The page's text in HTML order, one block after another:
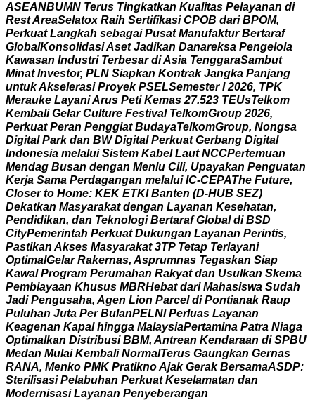
ASEANBUMN Terus Tingkatkan Kualitas Pelayanan di
RestAreaSelatox Raih Sertifikasi CPOB dari BPOM,
Perkuat Langkah sebagai Pusat Manufaktur Bertaraf
GlobalKonsolidasiAset Jadikan Danareksa Pengelola
Kawasan Industri Terbesar diAsia TenggaraSambut
Minat Investor, PLN Siapkan Kontrak Jangka Panjang
untukAkselerasi Proyek PSELSemester I 2026, TPK
Merauke LayaniArus Peti Kemas 27.523 TEUsTelkom
Kembali Gelar Culture Festival TelkomGroup 2026,
Perkuat Peran Penggiat BudayaTelkomGroup, Nongsa
Digital Park dan BW Digital Perkuat Gerbang Digital
Indonesia melalui Sistem Kabel Laut NCCPertemuan
Mendag Busan dengan Menlu Cili, Upayakan Penguatan
Kerja Sama Perdagangan melalui IC-CEPAThe Future,
Closer to Home: KEK ETKI Banten (D-HUB SEZ)
Dekatkan Masyarakat dengan Layanan Kesehatan,
Pendidikan, dan Teknologi Bertaraf Global di BSD
CityPemerintah Perkuat Dukungan Layanan Perintis,
Pastikan Akses Masyarakat 3TP Tetap Terlayani
OptimalGelar Rakernas, Asprumnas Tegaskan Siap
Kawal Program Perumahan Rakyat dan Usulkan Skema
Pembiayaan Khusus MBRHebat dari Mahasiswa Sudah
Jadi Pengusaha, Agen Lion Parcel di Pontianak Raup
Puluhan Juta Per BulanPELNI Perluas Layanan
Keagenan Kapal hingga MalaysiaPertamina Patra Niaga
Optimalkan Distribusi BBM, Antrean Kendaraan di SPBU
Medan Mulai Kembali NormalTerus Gaungkan Gernas
RANA, Menko PMK PratiknoAjak Gerak BersamaASDP:
Sterilisasi Pelabuhan Perkuat Keselamatan dan
Modernisasi Layanan Penyeberangan